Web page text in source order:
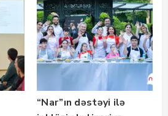
“Nar”ın dəstəyi ilə